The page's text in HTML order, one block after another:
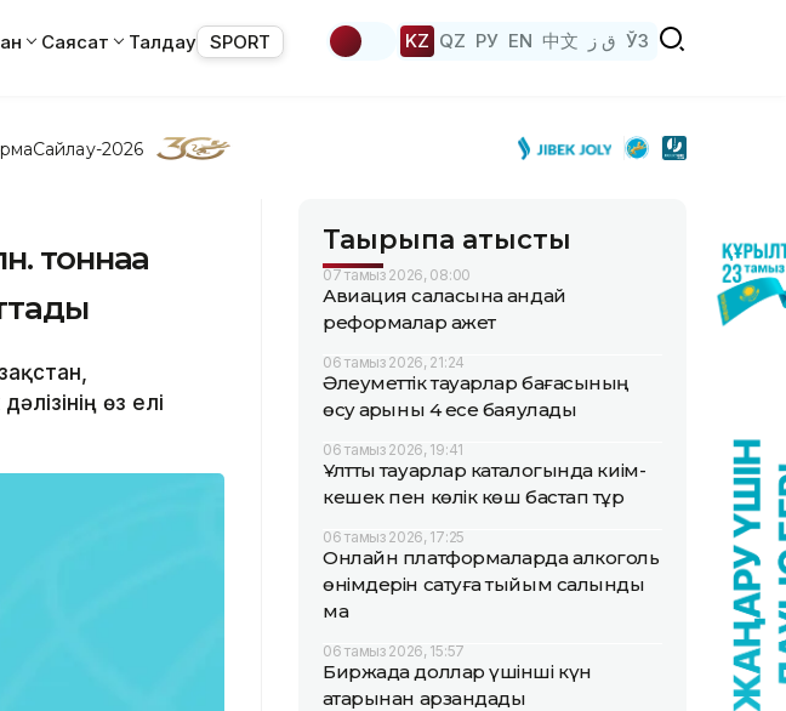
Саясат Талдау SPORT KZ QZ РУ EN 中文 ق ز ЎЗ
Сайлау-2026
тоннаға
өз елі
Тақырыпқа қатысты
07 тамыз 2026, 08:00
Авиация саласына қандай
реформалар қажет
06 тамыз 2026, 21:24
Әлеуметтік тауарлар бағасының
өсу қарқыны 4 есе баяулады
06 тамыз 2026, 19:41
Ұлттық тауарлар каталогында киім-
кешек пен көлік көш бастап тұр
06 тамыз 2026, 17:25
Онлайн платформаларда алкоголь
өнімдерін сатуға тыйым салынды
ма
06 тамыз 2026, 15:57
Биржада доллар үшінші күн
қатарынан арзандады